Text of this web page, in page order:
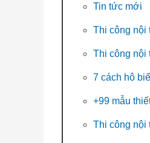
Tin tức mới
Thi công nội
Thi công nội
7 cách hô
+99 mẫu
Thi công nội